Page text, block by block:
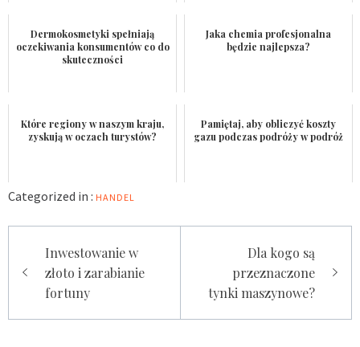
Dermokosmetyki spełniają
oczekiwania konsumentów co do
skuteczności
Jaka chemia profesjonalna
będzie najlepsza?
Które regiony w naszym kraju,
zyskują w oczach turystów?
Pamiętaj, aby obliczyć koszty
gazu podczas podróży w podróż
Categorized in : HANDEL
wpisuInwestowanie w
złoto i zarabianie
fortuny
Dla kogo są
przeznaczone
tynki maszynowe?